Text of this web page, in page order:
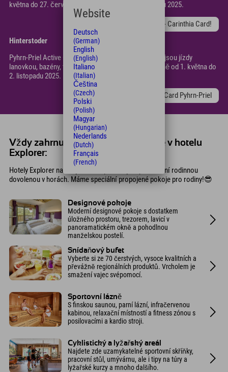
května do 27. července a od 31. srpna do 1. listopadu 2025.
VÝHODA na dovolenou - Carinthia Card!
Hinterstoder
Pyhrn-Priel Active Card s bezplatnými službami, jako jsou jízdy
lanovkou, bazény, túry s průvodcem a muzea, je v ceně od 1. května do
2. listopadu 2025.
ZDARMA - AktivCard Pyhrn-Priel
Vždy zahrnuto v ceně vaší dovolené v hotelu
Explorer:
Hotely Explorer nabízejí vše, co potřebujete pro aktivní rodinnou
dovolenou v horách. Máme speciální propojené pokoje pro rodiny!😎
Designové pokoje
Moderní designové pokoje s dostatkem
úložného prostoru, trezorem, lavicí v
panoramatickém okně a pohodlnou
manželskou postelí.
Snídaňový bufet
Vyberte si ze 70 čerstvých, vysoce kvalitních a
převážně regionálních produktů. Vrcholem je
smažení vajec svépomocí.
Sportovní lázně
S finskou saunou, parní lázní, infračervenou
kabinou, relaxační místností a fitness zónou s
posilovacími a kardio stroji.
Cyklistický a lyžařský areál
Najdete zde uzamykatelné sportovní skříňky,
pracovní stůl, umývárnu, ale i tipy na túry a
lyžařské kurzy a mnoho dalšího.
Website
Deutsch
(German)
English
(English)
Italiano
(Italian)
Čeština
(Czech)
Polski
(Polish)
Magyar
(Hungarian)
Nederlands
(Dutch)
Français
(French)